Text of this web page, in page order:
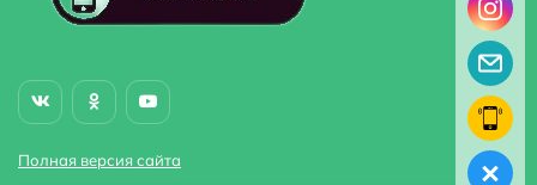
Полная версия сайта